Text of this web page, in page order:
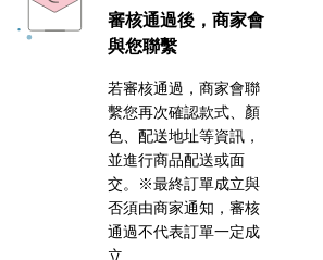
審核通過後，商家會
與您聯繫
若審核通過，商家會聯
繫您再次確認款式、顏
色、配送地址等資訊，
並進行商品配送或面
交。※最終訂單成立與
否須由商家通知，審核
通過不代表訂單一定成
立